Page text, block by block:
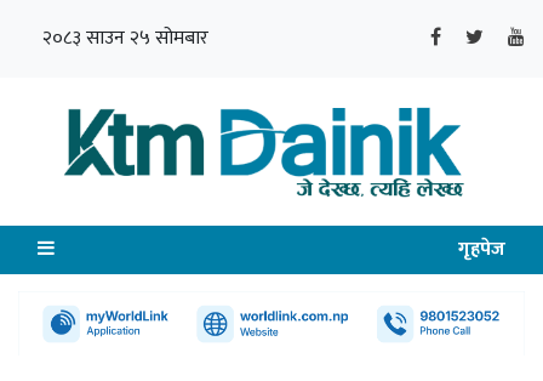
२०८३ साउन २५ सोमबार
गृहपेज